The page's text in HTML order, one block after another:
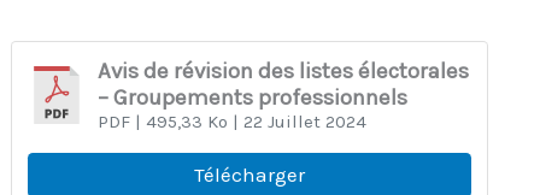
Avis de révision des listes électorales
– Groupements professionnels
PDF| 495,33 Ko | 22 Juillet 2024
Télécharger